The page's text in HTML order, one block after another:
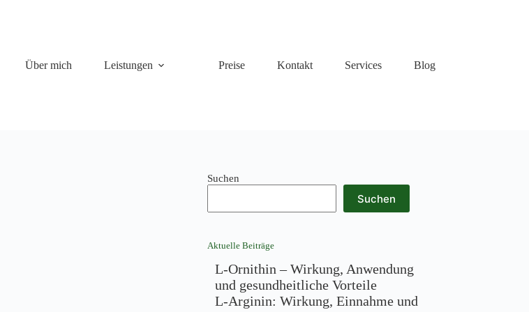
Über mich Leistungen Preise Kontakt Services Blog
Suchen
Suchen
Aktuelle Beiträge
L-Ornithin – Wirkung, Anwendung
und gesundheitliche Vorteile
L-Arginin: Wirkung, Einnahme und